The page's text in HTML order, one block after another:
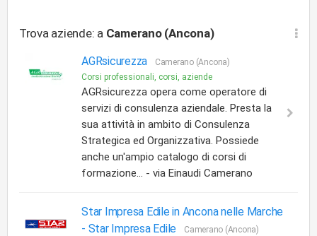
Trova aziende: a Camerano (Ancona)
AGRsicurezza
Camerano (Ancona)
Corsi professionali, corsi, aziende
AGRsicurezza opera come operatore di
servizi di consulenza aziendale. Presta la
sua attività in ambito di Consulenza
Strategica ed Organizzativa. Possiede
anche un'ampio catalogo di corsi di
formazione... - via Einaudi Camerano
Star Impresa Edile in Ancona nelle Marche
- Star Impresa Edile
Camerano (Ancona)